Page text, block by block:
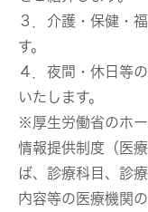
３．介護・保健・
す。
４．夜間・休日等
いたします。
※厚生労働省のホ
情報提供制度（医
ば、診療科目、診
内容等の医療機関